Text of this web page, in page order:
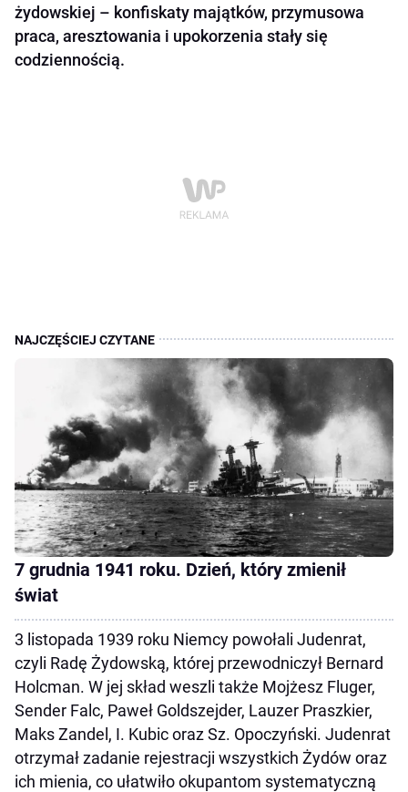
żydowskiej – konfiskaty majątków, przymusowa
praca, aresztowania i upokorzenia stały się
codziennością.
7 grudnia 1941 roku. Dzień, który zmienił
świat
3 listopada 1939 roku Niemcy powołali Judenrat,
czyli Radę Żydowską, której przewodniczył Bernard
Holcman. W jej skład weszli także Mojżesz Fluger,
Sender Falc, Paweł Goldszejder, Lauzer Praszkier,
Maks Zandel, I. Kubic oraz Sz. Opoczyński. Judenrat
otrzymał zadanie rejestracji wszystkich Żydów oraz
ich mienia, co ułatwiło okupantom systematyczną